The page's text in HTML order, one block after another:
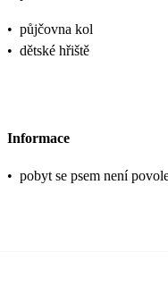
• půjčovna kol
• dětské hřiště
Informace
• pobyt se psem není